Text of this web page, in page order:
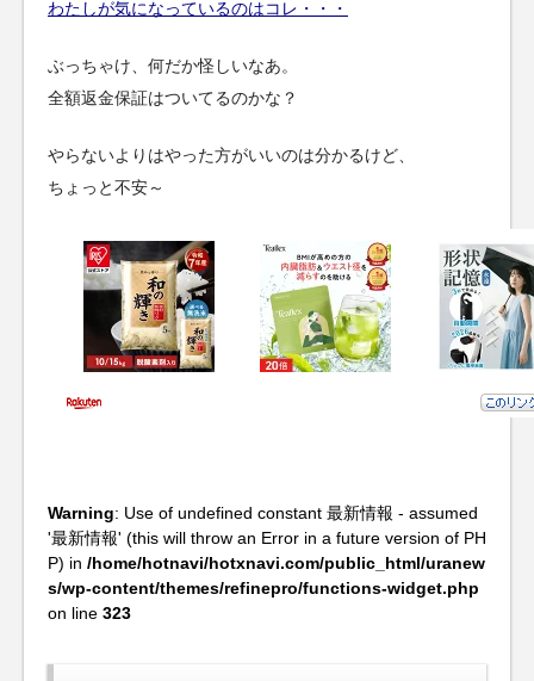
わたしが気になっているのはコレ・・・
ぶっちゃけ、何だか怪しいなあ。
全額返金保証はついてるのかな？
やらないよりはやった方がいいのは分かるけど、
ちょっと不安～
Warning: Use of undefined constant 最新情報 - assumed
'最新情報' (this will throw an Error in a future version of PH
P) in /home/hotnavi/hotxnavi.com/public_html/uranew
s/wp-content/themes/refinepro/functions-widget.php
on line 323